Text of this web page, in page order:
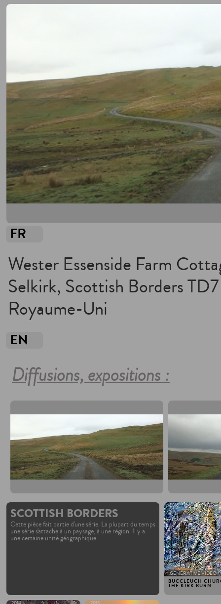
FR
Wester Essenside Farm
Selkirk, Scottish Borders
Royaume-Uni
EN
Diffusions, expositions :
SCOTTISH BORDERS
Cette pièce fait partie d'une série. La plupart du temps
une série s'attache à un paysage, à une région. Il y a
une certaine unité géographique.
BUCCLEUCH
THE KIRK BURN
2016
GENERATIVE VIDEO